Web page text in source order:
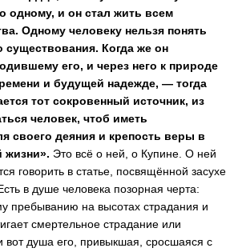
одному, и он стал жить всем
Одному человеку нельзя понять
Когда же он
его, и через него к природе
и будущей надежде, — тогда
тот сокровенный источник, из
человек, чтоб иметь
своего деяния и крепость веры в
жизни». Это всё о ней, о Купине. О ней
говорить в статье, посвящённой засухе
в душе человека позорная черта:
пребыванию на высотах страдания и
смертельное страдание или
вот душа его, привыкшая, сросшаяся с